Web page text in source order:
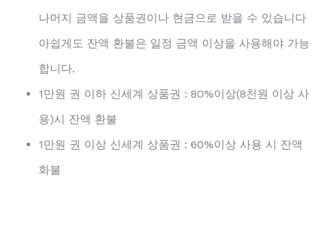
나머지 금액을 상품권이나 현금으로 받을 수 있습니다
아쉽게도 잔액 환불은 일정 금액 이상을 사용해야 가능
합니다.
1만원 권 이하 신세계 상품권 : 80%이상(8천원 이상 사
용)시 잔액 환불
1만원 권 이상 신세계 상품권 : 60%이상 사용 시 잔액
화불